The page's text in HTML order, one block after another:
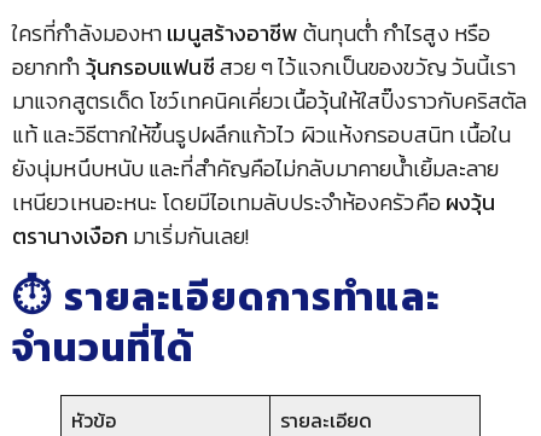
ใครที่กำลังมองหาเมนูสร้างอาชีพต้นทุนต่ำ กำไรสูง หรือ
อยากทำวุ้นกรอบแฟนซีสวย ๆ ไว้แจกเป็นของขวัญ วันนี้เรา
มาแจกสูตรเด็ด โชว์เทคนิคเคี่ยวเนื้อวุ้นให้ใสปิ๊งราวกับคริสตัล
แท้ และวิธีตากให้ขึ้นรูปผลึกแก้วไว ผิวแห้งกรอบสนิท เนื้อใน
ยังนุ่มหนึบหนับ และที่สำคัญคือไม่กลับมาคายน้ำเยิ้มละลาย
เหนียวเหนอะหนะ โดยมีไอเทมลับประจำห้องครัวคือผงวุ้น
ตรานางเงือก มาเริ่มกันเลย!
⏱️ รายละเอียดการทำและ
จำนวนที่ได้
หัวข้อ
รายละเอียด